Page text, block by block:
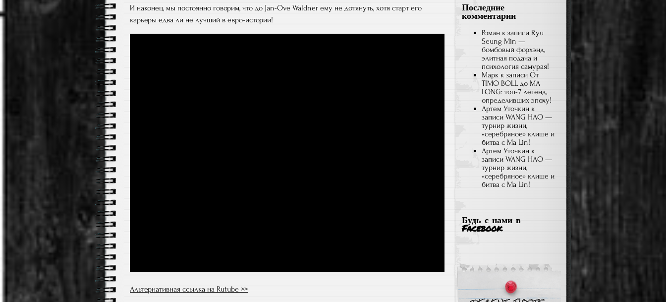
И наконец, мы постоянно говорим, что до Jan-Ove Waldner ему не дотянуть, хотя старт его
карьеры едва ли не лучший в евро-истории!
Альтернативная ссылка на Rutube >>
Последние
комментарии
Роман к записи Ryu
Seung Min —
бомбовый форхэнд,
элитная подача и
психология самурая!
Марк к записи От
TIMO BOLL до MA
LONG: топ-7 легенд,
определивших эпоху!
Артем Уточкин к
записи WANG HAO —
турнир жизни,
«серебряное» клише и
битва с Ma Lin!
Артем Уточкин к
записи WANG HAO —
турнир жизни,
«серебряное» клише и
битва с Ma Lin!
Будь с нами в
Facebook